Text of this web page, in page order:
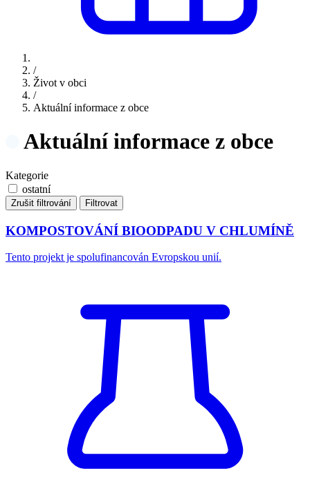
/
Život v obci
/
Aktuální informace z obce
Aktuální informace z obce
Kategorie
ostatní
Zrušit filtrování Filtrovat
KOMPOSTOVÁNÍ BIOODPADU V CHLUMÍNĚ
Tento projekt je spolufinancován Evropskou unií.